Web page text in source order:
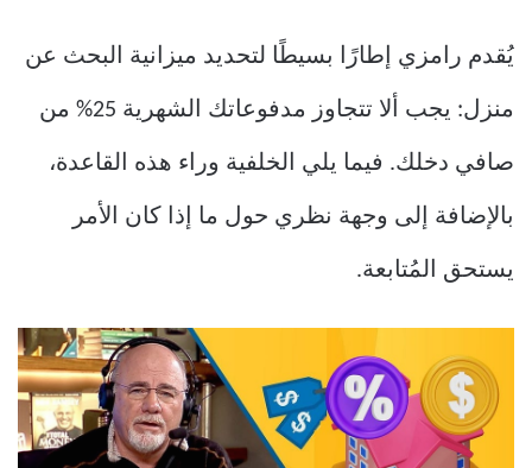
يُقدم رامزي إطارًا بسيطًا لتحديد ميزانية البحث عن
منزل: يجب ألا تتجاوز مدفوعاتك الشهرية 25% من
صافي دخلك. فيما يلي الخلفية وراء هذه القاعدة،
بالإضافة إلى وجهة نظري حول ما إذا كان الأمر
يستحق المُتابعة.